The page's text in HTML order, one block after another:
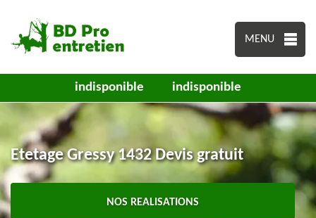
MENU
indisponible indisponible
Etetage Gressy 1432 Devis gratuit
NOS REALISATIONS